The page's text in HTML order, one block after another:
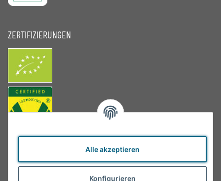
Alle akzeptieren
Konfigurieren
ZERTIFIZIERUNGEN